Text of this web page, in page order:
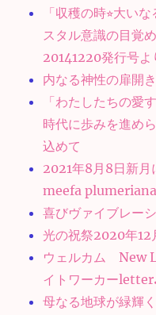
「収穫の時⭐︎大い
スタル意識の目覚
20141220発行号
内なる神性の扉開
「わたしたちの愛
時代に歩みを進め
込めて
2021年8月8日新月
meefa plumeriana
喜びヴァイブレー
光の祝祭2020年12
ウェルカム New
イトワーカー
母なる地球が緑輝